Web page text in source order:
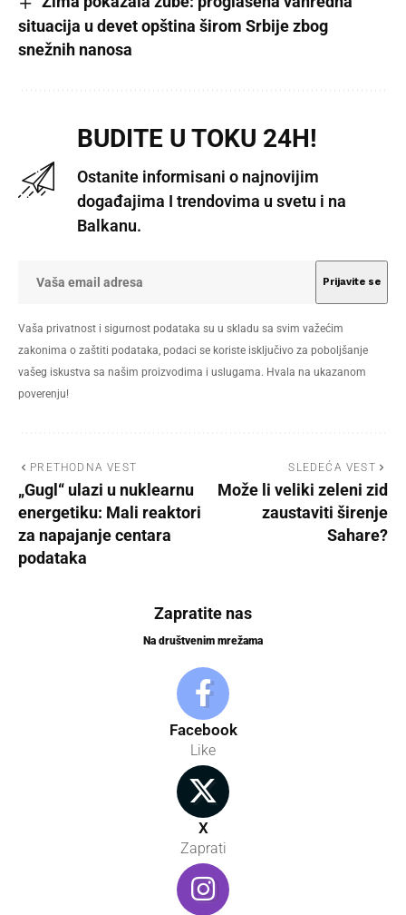
situacija u devet opština širom Srbije zbog
snežnih nanosa
BUDITE U TOKU 24H!
Ostanite informisani o najnovijim
događajima I trendovima u svetu i na
Balkanu.
Vaša privatnost i sigurnost podataka su u skladu sa svim važećim
zakonima o zaštiti podataka, podaci se koriste isključivo za poboljšanje
vašeg iskustva sa našim proizvodima i uslugama. Hvala na ukazanom
poverenju!
PRETHODNA VEST
„Gugl“ ulazi u nuklearnu
energetiku: Mali reaktori
za napajanje centara
podataka
SLEDEĆA VEST
Može li veliki zeleni zid
zaustaviti širenje
Sahare?
Zapratite nas
Na društvenim mrežama
Facebook
Like
X
Zaprati